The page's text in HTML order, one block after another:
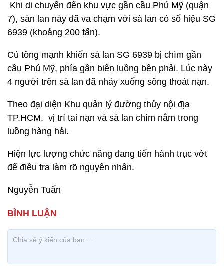
Khi di chuyển đến khu vực gần cầu Phú Mỹ (quận
7), sàn lan này đã va chạm với sà lan có số hiệu SG
6939 (khoảng 200 tấn).
Cú tông mạnh khiến sà lan SG 6939 bị chìm gần
cầu Phú Mỹ, phía gần biên luồng bên phải. Lúc này
4 người trên sà lan đã nhảy xuống sông thoát nạn.
Theo đại diện Khu quản lý đường thủy nội địa
TP.HCM, vị trí tai nạn và sà lan chìm nằm trong
luồng hàng hải.
Hiện lực lượng chức năng đang tiến hành trục vớt
để điều tra làm rõ nguyên nhân.
Nguyễn Tuấn